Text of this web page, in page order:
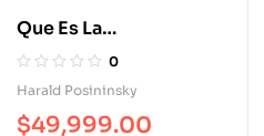
Que Es La
Esquizofrenia?
0
Harald Posininsky
$49,999.00